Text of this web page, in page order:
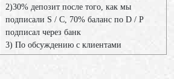
2)30% депозит после того, как мы
подписали S / C, 70% баланс по D / P
подписал через банк
3) По обсуждению с клиентами